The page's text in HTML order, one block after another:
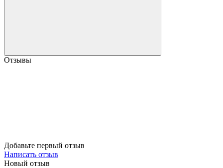
Отзывы
Добавьте первый отзыв
Написать отзыв
Новый отзыв